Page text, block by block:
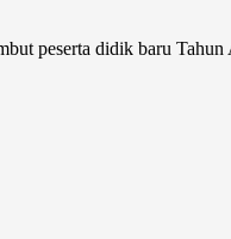
peserta didik baru